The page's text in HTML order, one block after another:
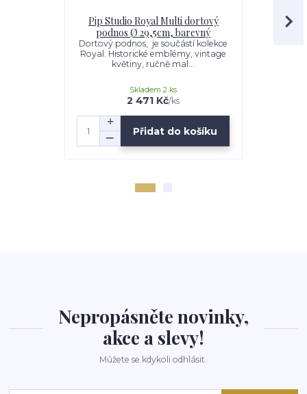
Pip Studio Royal Multi dortový
podnos Ø 29,5cm, barevný
Dortový podnos, je součástí kolekce
Royal. Historické emblémy, vintage
květiny, ručně mal...
2 471 Kč/ks
Skladem 2 ks
Přidat do košíku
Pip
Nepropásněte novinky,
akce a slevy!
Můžete se kdykoli odhlásit.